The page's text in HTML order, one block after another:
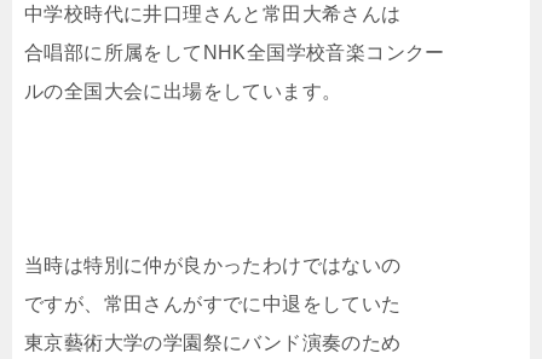
中学校時代に井口理さんと常田大希さんは
合唱部に所属をしてNHK全国学校音楽コンクー
ルの全国大会に出場をしています。
当時は特別に仲が良かったわけではないの
ですが、常田さんがすでに中退をしていた
東京藝術大学の学園祭にバンド演奏のため